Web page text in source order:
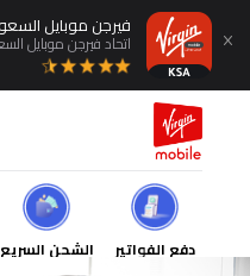
فيرجن موبايل
اتحاد فيرجن موبايل
دفع الفواتير الشحن السريع